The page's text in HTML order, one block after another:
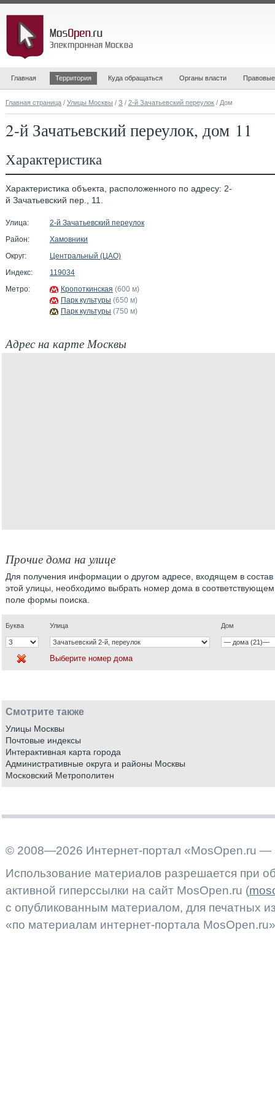
Главная Территория Куда обращаться Органы власти
Главная страница / Улицы Москвы / З / 2-й Зачатьевский переулок / Дом
2-й Зачатьевский переулок, дом 11
Характеристика
Характеристика объекта, расположенного по адресу: 2-
й Зачатьевский пер., 11.
Улица:
2-й Зачатьевский переулок
Район:
Хамовники
Округ:
Центральный (ЦАО)
Индекс:
119034
Метро:
Кропоткинская (600 м)
Парк культуры (650 м)
Парк культуры (750 м)
Адрес на карте Москвы
Прочие дома на улице
Для получения информации о другом адресе, входящем в состав
этой улицы, необходимо выбрать номер дома в соответствующем
поле формы поиска.
Буква Улица Дом
Выберите номер дома
Смотрите также
Улицы Москвы
Почтовые индексы
Интерактивная карта города
Административные округа и районы Москвы
Московский Метрополитен
© 2008—2026 Интернет-портал «MosOpen.ru —
Использование материалов разрешается при
активной гиперссылки на сайт MosOpen.ru (
с опубликованным материалом, для печатных
«по материалам интернет-портала